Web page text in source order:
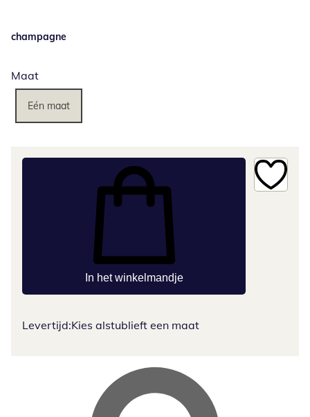
champagne
Maat
Eén maat
In het winkelmandje
Levertijd:Kies alstublieft een maat